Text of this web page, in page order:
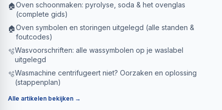
🏠Oven schoonmaken: pyrolyse, soda & het ovenglas
(complete gids)
🏠Oven symbolen en storingen uitgelegd (alle standen &
foutcodes)
🫧Wasvoorschriften: alle wassymbolen op je waslabel
uitgelegd
🫧Wasmachine centrifugeert niet? Oorzaken en oplossing
(stappenplan)
Alle artikelen bekijken →